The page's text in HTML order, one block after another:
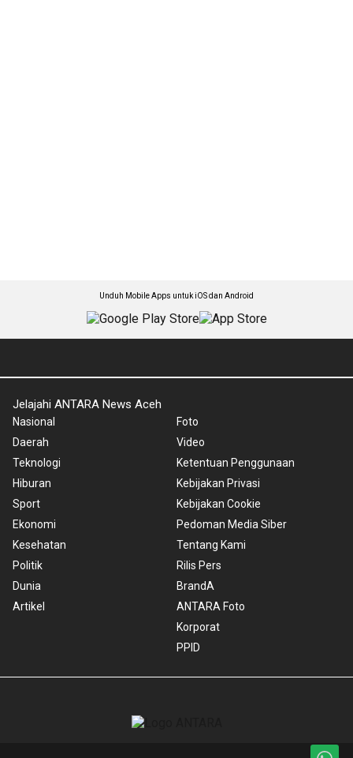
Unduh Mobile Apps untuk iOS dan Android
Jelajahi ANTARA News Aceh
Nasional
Daerah
Teknologi
Hiburan
Sport
Ekonomi
Kesehatan
Politik
Dunia
Artikel
Foto
Video
Ketentuan Penggunaan
Kebijakan Privasi
Kebijakan Cookie
Pedoman Media Siber
Tentang Kami
Rilis Pers
BrandA
ANTARA Foto
Korporat
PPID